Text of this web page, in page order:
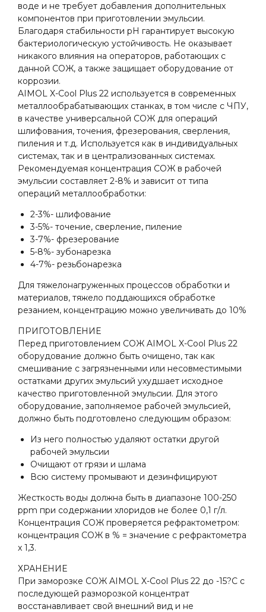
воде и не требует добавления дополнительных
компонентов при приготовлении эмульсии.
Благодаря стабильности рН гарантирует высокую
бактериологическую устойчивость. Не оказывает
никакого влияния на операторов, работающих с
данной СОЖ, а также защищает оборудование от
коррозии.
AIMOL X-Cool Plus 22 используется в современных
металлообрабатывающих станках, в том числе с ЧПУ,
в качестве универсальной СОЖ для операций
шлифования, точения, фрезерования, сверления,
пиления и т.д. Используется как в индивидуальных
системах, так и в централизованных системах.
Рекомендуемая концентрация СОЖ в рабочей
эмульсии составляет 2-8% и зависит от типа
операций металлообработки:
2-3%- шлифование
3-5%- точение, сверление, пиление
3-7%- фрезерование
5-8%- зубонарезка
4-7%- резьбонарезка
Для тяжелонагруженных процессов обработки и
материалов, тяжело поддающихся обработке
резанием, концентрацию можно увеличивать до 10%
ПРИГОТОВЛЕНИЕ
Перед приготовлением СОЖ AIMOL X-Cool Plus 22
оборудование должно быть очищено, так как
смешивание с загрязненными или несовместимыми
остатками других эмульсий ухудшает исходное
качество приготовленной эмульсии. Для этого
оборудование, заполняемое рабочей эмульсией,
должно быть подготовлено следующим образом:
Из него полностью удаляют остатки другой
рабочей эмульсии
Очищают от грязи и шлама
Всю систему промывают и дезинфицируют
Жесткость воды должна быть в диапазоне 100-250
ppm при содержании хлоридов не более 0,1 г/л.
Концентрация СОЖ проверяется рефрактометром:
концентрация СОЖ в % = значение с рефрактометра
x 1,3.
ХРАНЕНИЕ
При заморозке СОЖ AIMOL X-Cool Plus 22 до -15?С с
последующей разморозкой концентрат
восстанавливает свой внешний вид и не